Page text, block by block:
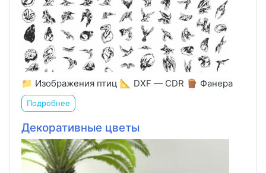
📁 Изображения птиц 📐 DXF — CDR 🪵 Фанера
Подробнее
Декоративные цветы